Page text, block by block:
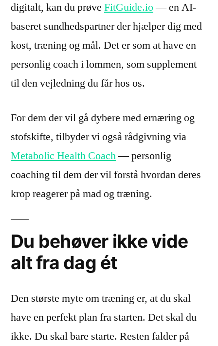
digitalt, kan du prøve FitGuide.io— en AI-
baseret sundhedspartner der hjælper dig med
kost, træning og mål. Det er som at have en
personlig coach i lommen, som supplement
til den vejledning du får hos os.
For dem der vil gå dybere med ernæring og
stofskifte, tilbyder vi også rådgivning via
Metabolic Health Coach— personlig
coaching til dem der vil forstå hvordan deres
krop reagerer på mad og træning.
Du behøver ikke vide
alt fra dag ét
Den største myte om træning er, at du skal
have en perfekt plan fra starten. Det skal du
ikke. Du skal bare starte. Resten falder på